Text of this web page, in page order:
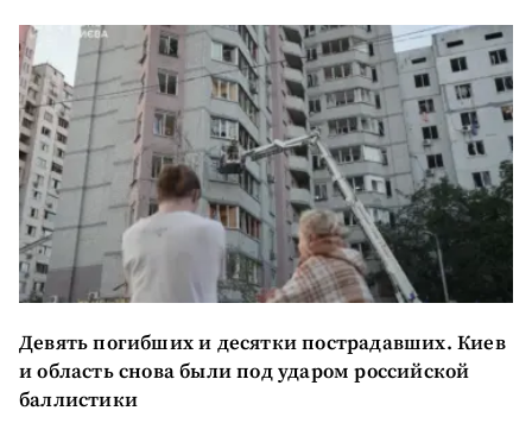
Девять погибших и десятки пострадавших. Киев
и область снова были под ударом российской
баллистики